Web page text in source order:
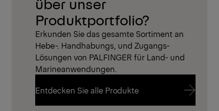
Produktportfolio?
Erkunden Sie das gesamte Sortiment an
Hebe-. Handhabungs, und Zugangs-
Lösungen von PALFINGER für Land- und
Marineanwendungen.
Entdecken Sie alle Produkte